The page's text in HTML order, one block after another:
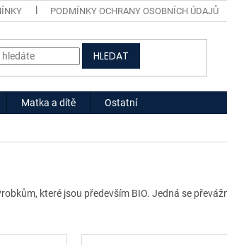
PODMÍNKY OCHRANY OSOBNÍCH ÚDAJŮ
HLEDAT
Matka a dítě Ostatní
které jsou především BIO. Jedná se